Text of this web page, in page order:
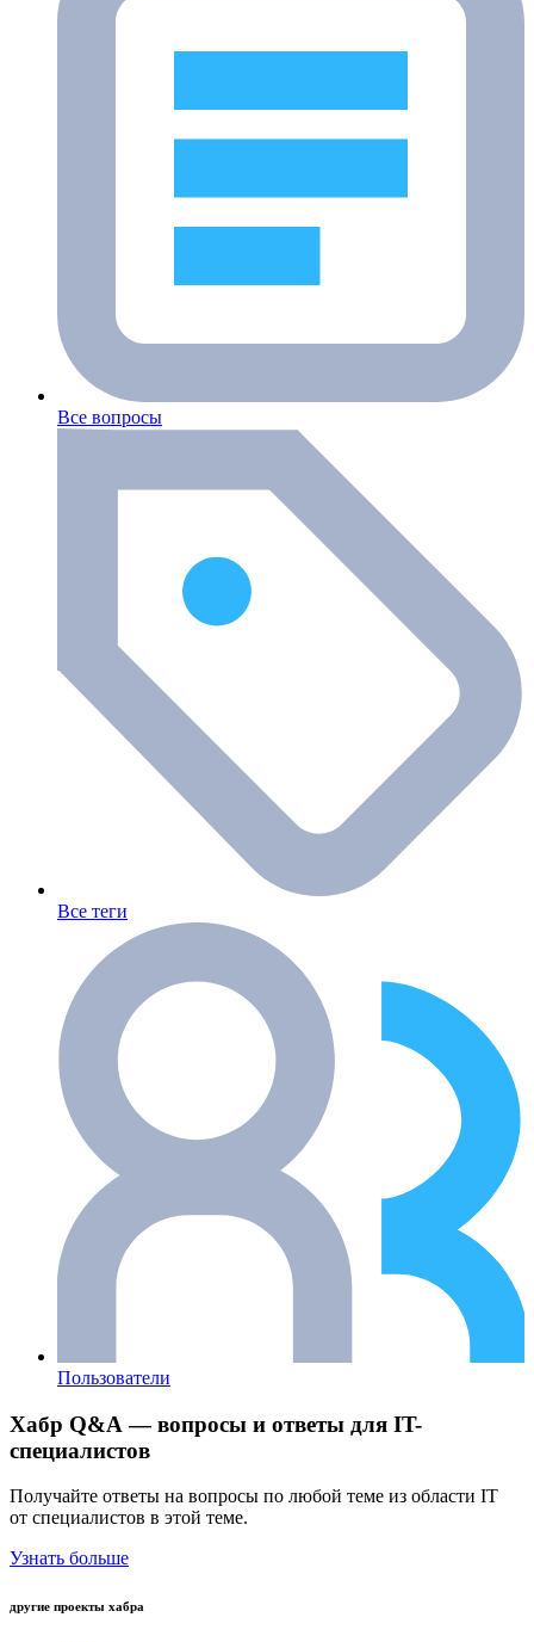
Все вопросы
Все теги
Пользователи
Хабр Q&A — вопросы и ответы для IT-
специалистов
Получайте ответы на вопросы по любой теме из области IT
от специалистов в этой теме.
Узнать больше
другие проекты хабра